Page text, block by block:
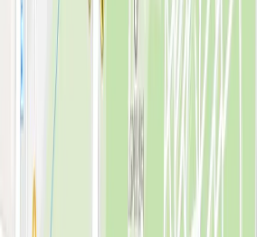
시술&가격
이벤트
시술 예약하기
마이페이지